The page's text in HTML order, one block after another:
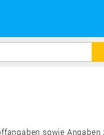
sowie Angaben